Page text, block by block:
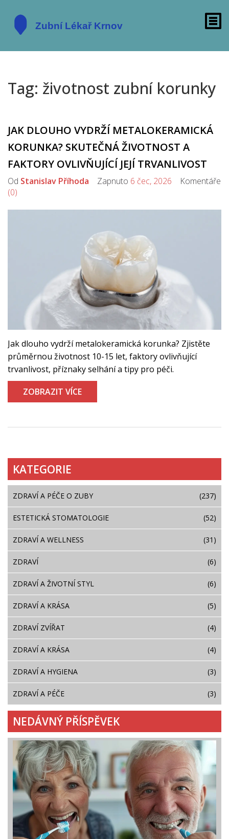
Tag: životnost zubní korunky
JAK DLOUHO VYDRŽÍ METALOKERAMICKÁ
KORUNKA? SKUTEČNÁ ŽIVOTNOST A
FAKTORY OVLIVŇUJÍCÍ JEJÍ TRVANLIVOST
Od Stanislav Příhoda Zapnuto 6 čec, 2026 Komentáře
(0)
Jak dlouho vydrží metalokeramická korunka? Zjistěte
průměrnou životnost 10-15 let, faktory ovlivňující
trvanlivost, příznaky selhání a tipy pro péči.
ZOBRAZIT VÍCE
KATEGORIE
ZDRAVÍ A PÉČE O ZUBY (237)
ESTETICKÁ STOMATOLOGIE (52)
ZDRAVÍ A WELLNESS (31)
ZDRAVÍ (6)
ZDRAVÍ A ŽIVOTNÍ STYL (6)
ZDRAVÍ A KRÁSA (5)
ZDRAVÍ ZVÍŘAT (4)
ZDRAVÍ A KRÁSA (4)
ZDRAVÍ A HYGIENA (3)
ZDRAVÍ A PÉČE (3)
NEDÁVNÝ PŘÍSPĚVEK